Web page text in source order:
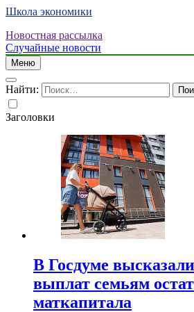
Школа экономики
Новостная рассылка
Случайные новости
Меню
Найти:
Заголовки
В Госдуме
выплат семьям
маткапитала